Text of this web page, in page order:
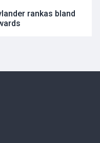
rankas bland